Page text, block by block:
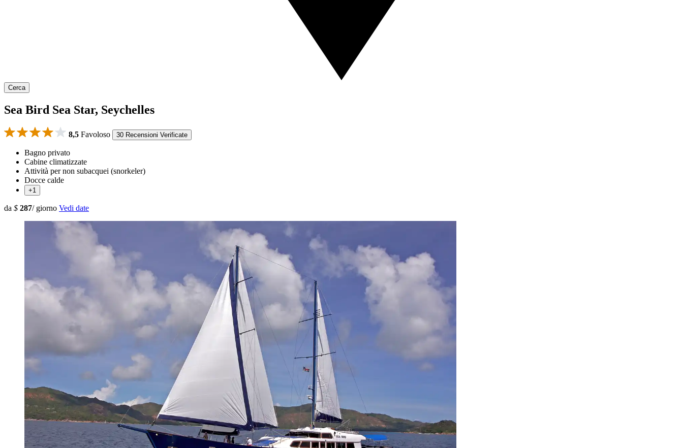
Cerca
Sea Bird Sea Star, Seychelles
8,5 Favoloso 30 Recensioni Verificate
Bagno privato
Cabine climatizzate
Attività per non subacquei (snorkeler)
Docce calde
+1
da $ 287/ giorno Vedi date